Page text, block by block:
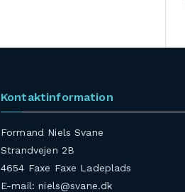
Kontaktinformation
Formand Niels Svane
Strandvejen 2B
4654 Faxe Faxe Ladeplads
E-mail: niels@svane.dk